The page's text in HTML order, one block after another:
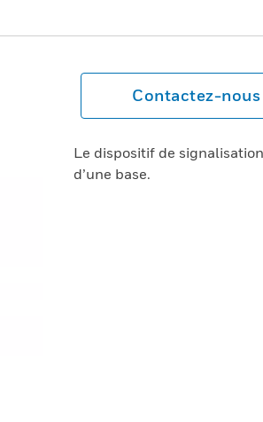
Contactez-nous
Le dispositif de
d’une base.